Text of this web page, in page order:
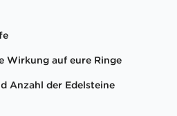
Wirkung auf eure Ringe
Anzahl der Edelsteine